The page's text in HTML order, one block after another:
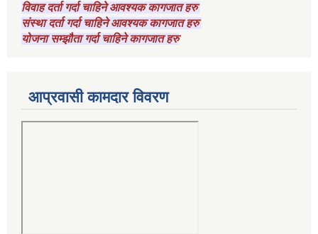
विवाह दर्ता गर्दा चाहिने आवश्यक कागजात हरु
संस्था दर्ता गर्दा चाहिने आवश्यक कागजात हरु
योजना सम्झौता गर्दा चाहिने कागजात हरु
आप्रवासी कामदार विवरण